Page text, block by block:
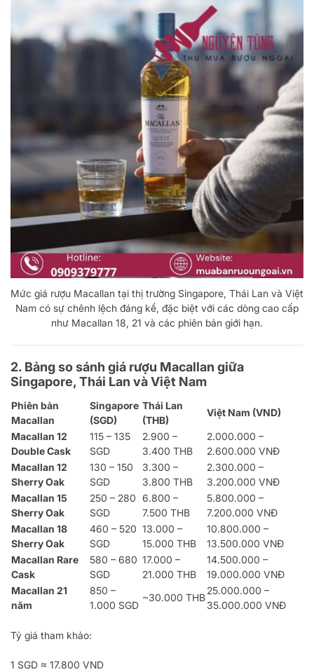
Mức giá rượu Macallan tại thị trường Singapore, Thái Lan và Việt
Nam có sự chênh lệch đáng kể, đặc biệt với các dòng cao cấp
như Macallan 18, 21 và các phiên bản giới hạn.
2. Bảng so sánh giá rượu Macallan giữa
Singapore, Thái Lan và Việt Nam
Phiên bản
Macallan
Singapore
(SGD)
Thái Lan
(THB)
Việt Nam (VND)
Macallan 12
Double Cask
115 – 135
SGD
2.900 –
3.400 THB
2.000.000 –
2.600.000 VNĐ
Macallan 12
Sherry Oak
130 – 150
SGD
3.300 –
3.800 THB
2.300.000 –
3.200.000 VNĐ
Macallan 15
Sherry Oak
250 – 280
SGD
6.800 –
7.500 THB
5.800.000 –
7.200.000 VNĐ
Macallan 18
Sherry Oak
460 – 520
SGD
13.000 –
15.000 THB
10.800.000 –
13.500.000 VNĐ
Macallan Rare
Cask
580 – 680
SGD
17.000 –
21.000 THB
14.500.000 –
19.000.000 VNĐ
Macallan 21
năm
850 –
1.000 SGD
~30.000 THB
25.000.000 –
35.000.000 VNĐ
Tỷ giá tham khảo:
1 SGD ≈ 17.800 VND